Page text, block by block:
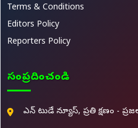
Terms & Conditions
Editors Policy
Reporters Policy
సంప్రదించండి
ఎన్ టుడే న్యూస్, ప్రతి క్షణం -